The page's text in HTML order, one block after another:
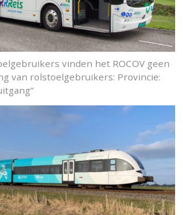
vinden het ROCOV geen
van rolstoelgebruikers: Provincie: